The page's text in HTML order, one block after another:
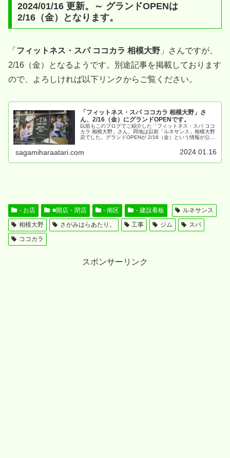
2024/01/16 更新。～ グランドOPENは
2/16（金）となります。
「 フィットネス・スパ ココカラ 相模大野 」さんですが、
2/16（金）となるようです。別途記事を掲載しております
ので、よろしければ以下リンクからご覧ください。
「フィットネス・スパ ココカラ 相模大野」さ
ん、2/16（金）にグランドOPENです。
以前もこのブログでご紹介した「フィットネス・スパ ココ
カラ 相模大野」さん。同地は以前「ルネサンス」相模大野
店でした。グランドOPENが 2/16（金）という情報が公開
で、現地の情報と合わせご紹介させていただきます。
sagamiharaatari.com 2024.01.16
- お店 ■開店・閉店 - 南区 - 建設看板
ルネサンス
相模大野
さがみはらあたり。 工事 ジム
スパ
ココカラ
スポンサーリンク